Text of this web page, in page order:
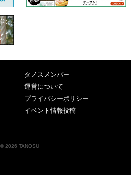
タノスメンバー
運営について
プライバシーポリシー
イベント情報投稿
© 2026 TANOSU